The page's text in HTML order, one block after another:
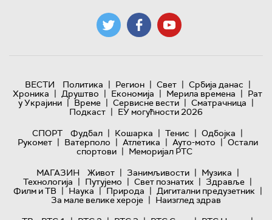
ВЕСТИ Политика | Регион | Свет | Србија данас |
Хроника | Друштво | Економија | Мерила времена | Рат
у Украјини | Време | Сервисне вести | Сматрачница |
Подкаст | ЕУ могућности 2026
СПОРТ
Фудбал | Кошарка | Тенис | Одбојка |
Рукомет | Ватерполо | Атлетика | Ауто-мото | Остали
спортови | Меморијал РТС
МАГАЗИН
Живот | Занимљивости | Музика |
Технологијa | Путујемо | Свет познатих | Здравље |
Филм и ТВ | Наука | Природа | Дигитални предузетник |
За мале велике хероје | Наизглед здрав